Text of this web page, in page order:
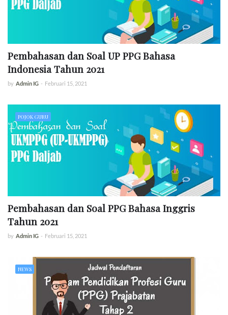
Pembahasan dan Soal UP PPG Bahasa
Indonesia Tahun 2021
by Admin IG - Februari 15, 2021
POJOK GURU
Pembahasan dan Soal PPG Bahasa Inggris
Tahun 2021
by Admin IG - Februari 15, 2021
NEWS